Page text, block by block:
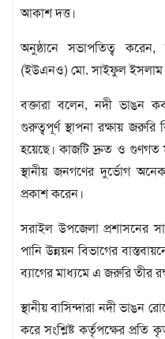
ও
সংস্কৃতি
গনমাধ্যম
সংবাদ
বিজ্ঞপ্তি
চাকুরী
আবহাওয়া
আকাশ দত্ত।
অনুষ্ঠানে সভাপতিত্ব করেন,
(ইউএনও) মো. সাইফুল
বক্তারা বলেন, নদী ভাঙন
গুরুত্বপূর্ণ স্থাপনা রক্ষায়
হয়েছে। কাজটি দ্রুত ও গুণগত
স্থানীয় জনগণের দুর্ভোগ
প্রকাশ করেন।
সরাইল উপজেলা প্রশাসনের
পানি উন্নয়ন বিভাগের
ব্যাগের মাধ্যমে এ জরুরি তীর
স্থানীয় বাসিন্দারা নদী
করে সংশ্লিষ্ট কর্তৃপক্ষের প্রতি